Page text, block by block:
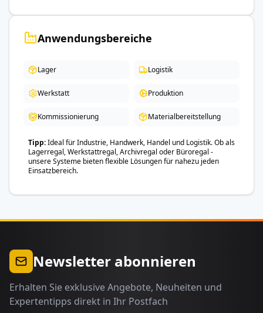
Anwendungsbereiche
Lager Logistik
Werkstatt Produktion
Kommissionierung Materialbereitstellung
Tipp Ideal für Industrie, Handwerk, Handel und Logistik. Ob als
Lagerregal, Werkstattregal, Archivregal oder Büroregal -
unsere Systeme bieten flexible Lösungen für nahezu jeden
Einsatzbereich.
Newsletter abonnieren
Erhalten Sie exklusive Angebote, Neuheiten und
Expertentipps direkt in Ihr Postfach